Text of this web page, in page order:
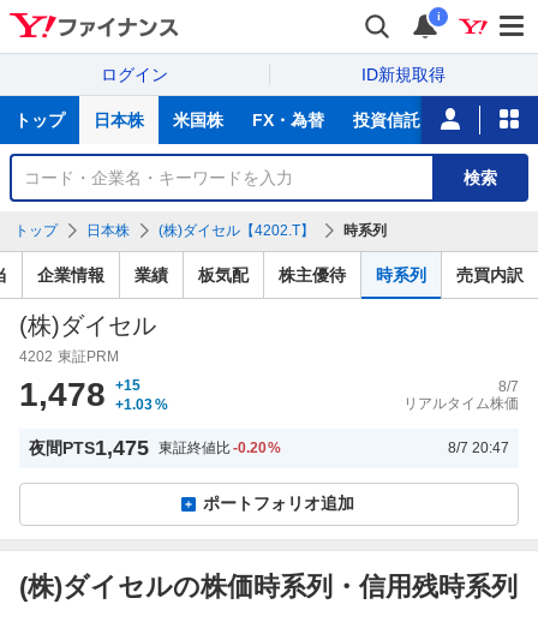
i
ログイン ID新規取得
サ
トップ 日本株 米国株 FX・為替 投資信託 ニュース
銘
検
検索
トップ 日本株 (株)ダイセル【4202.T】 時系列
企業情報 業績 板気配 株主優待 時系列 売買内訳
(株)ダイセル
4202 東証PRM
1,478
+15
+1.03%
8/7
リアルタイム株価
夜間PTS1,475 東証終値比-0.20% 8/7 20:47
ポートフォリオ追加
(株)ダイセルの株価時系列・信用残時系列
信